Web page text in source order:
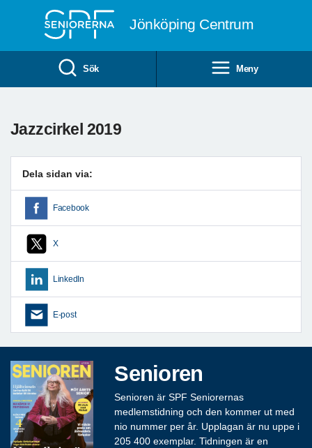
Jönköping Centrum
Sök Meny
Jazzcirkel 2019
Dela sidan via:
Facebook
X
LinkedIn
E-post
Senioren
Senioren är SPF Seniorernas
medlemstidning och den kommer ut med
nio nummer per år. Upplagan är nu uppe i
205 400 exemplar. Tidningen är en